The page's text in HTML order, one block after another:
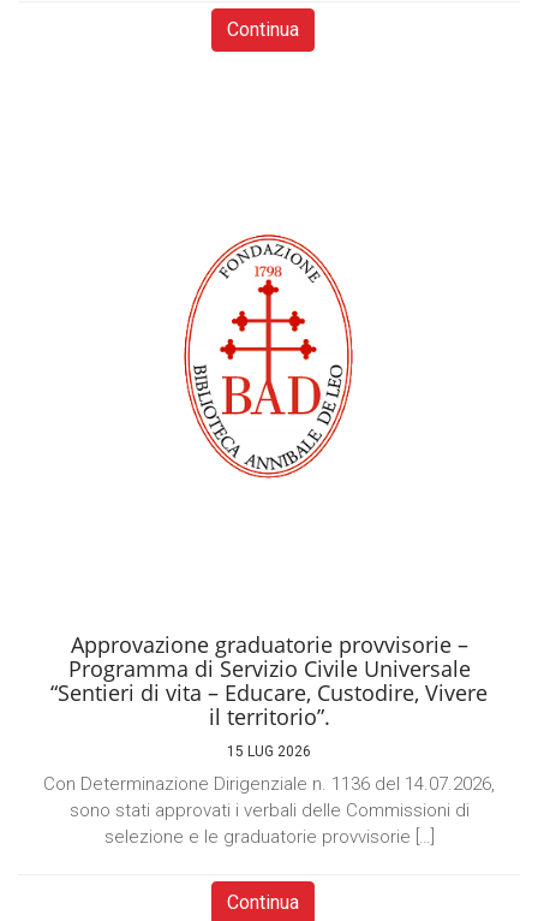
Continua
Approvazione graduatorie provvisorie –
Programma di Servizio Civile Universale
“Sentieri di vita – Educare, Custodire, Vivere
il territorio”.
15 LUG 2026
Con Determinazione Dirigenziale n. 1136 del 14.07.2026,
sono stati approvati i verbali delle Commissioni di
selezione e le graduatorie provvisorie […]
Continua